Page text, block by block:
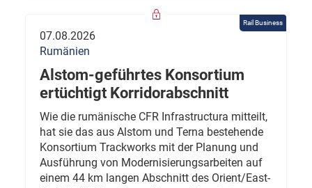
Rail Business
07.08.2026
Rumänien
Alstom-geführtes Konsortium
ertüchtigt Korridorabschnitt
Wie die rumänische CFR Infrastructura mitteilt,
hat sie das aus Alstom und Terna bestehende
Konsortium Trackworks mit der Planung und
Ausführung von Modernisierungsarbeiten auf
einem 44 km langen Abschnitt des Orient/East-